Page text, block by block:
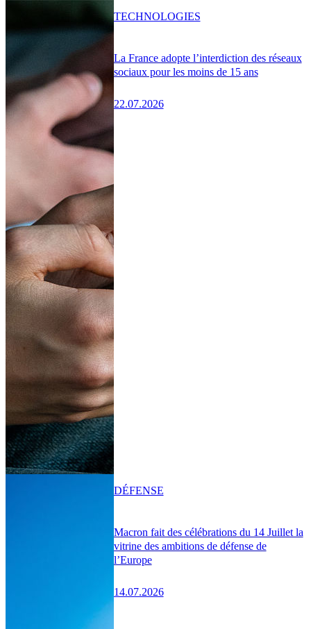
La France adopte l’interdiction des réseaux
sociaux pour les moins de 15 ans
22.07.2026
TECHNOLOGIES
Macron fait des célébrations du 14 Juillet la
vitrine des ambitions de défense de
l’Europe
14.07.2026
DÉFENSE